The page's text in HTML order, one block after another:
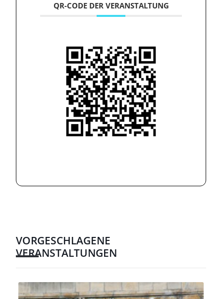
QR-CODE DER VERANSTALTUNG
VORGESCHLAGENE
VERANSTALTUNGEN